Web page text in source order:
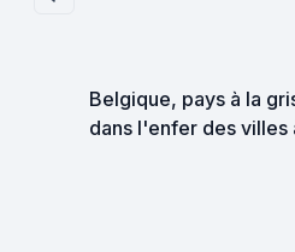
Belgique, pays à la
dans l'enfer des villes